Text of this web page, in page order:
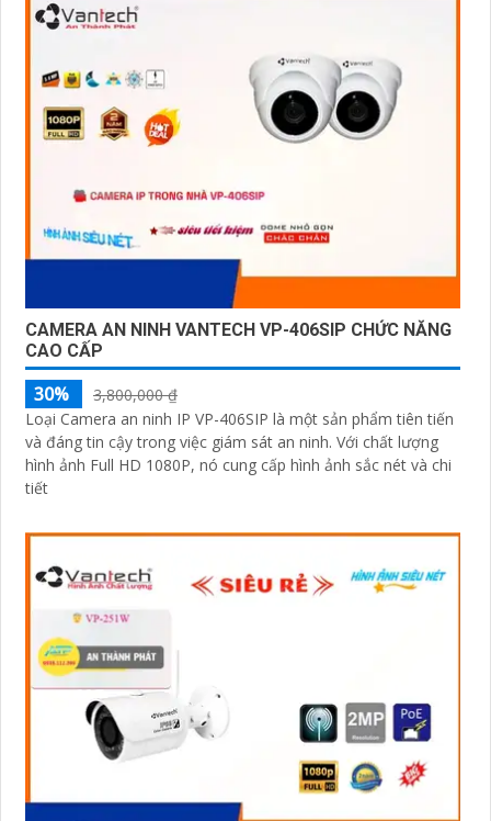
CAMERA AN NINH VANTECH VP-406SIP CHỨC NĂNG
CAO CẤP
30%
3,800,000 ₫
Loại Camera an ninh IP VP-406SIP là một sản phẩm tiên tiến
và đáng tin cậy trong việc giám sát an ninh. Với chất lượng
hình ảnh Full HD 1080P, nó cung cấp hình ảnh sắc nét và chi
tiết